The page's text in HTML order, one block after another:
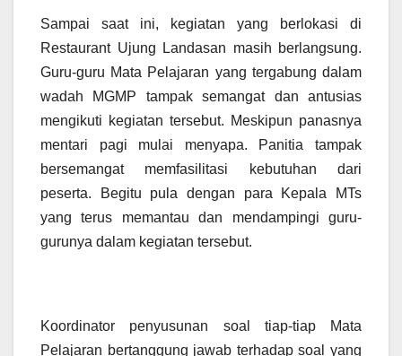
Sampai saat ini, kegiatan yang berlokasi di
Restaurant Ujung Landasan masih berlangsung.
Guru-guru Mata Pelajaran yang tergabung dalam
wadah MGMP tampak semangat dan antusias
mengikuti kegiatan tersebut. Meskipun panasnya
mentari pagi mulai menyapa. Panitia tampak
bersemangat memfasilitasi kebutuhan dari
peserta. Begitu pula dengan para Kepala MTs
yang terus memantau dan mendampingi guru-
gurunya dalam kegiatan tersebut.
Koordinator penyusunan soal tiap-tiap Mata
Pelajaran bertanggung jawab terhadap soal yang